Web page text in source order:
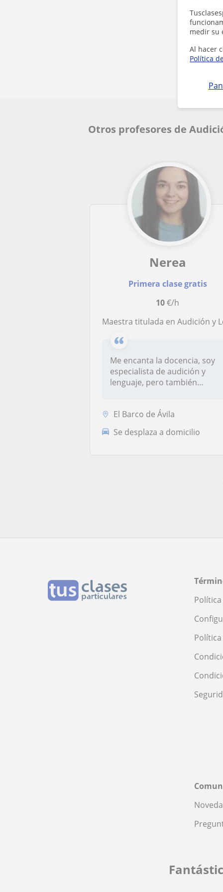
medir su
Al hacer
Política
Otros profesores de
Nerea
Primera clase gratis
10€/h
Maestra titulada en Audición y Lenguaje en 2021, y en 2025, en Pedagogía
Me encanta la docencia, soy
especialista de audición y
lenguaje, pero también
El Barco de Ávila
Se desplaza a domicilio